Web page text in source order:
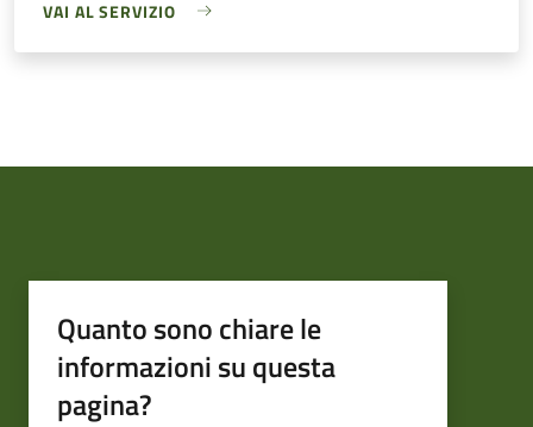
VAI AL SERVIZIO
Quanto sono chiare le
informazioni su questa
pagina?